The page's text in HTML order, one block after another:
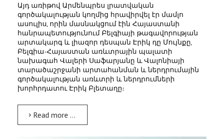
Այդ առիթով Արմենպրես լրատվական
գործակալության կողմից հրավիրվել էր մամլո
ասուլիս, որին մասնակցում էին Հայաստանի
հանրապետությունում Բելգիայի թագավորության
արտակարգ և լիազոր դեսպան Էրիկ դը Մույնքը,
Բելգիա-Հայաստան առևտրային պալատի
նախագահ Վալերի Սաֆարյանը և Վալոնիայի
տարածաշրջանի արտահանման և ներդրումային
գործակալության առևտրի և ներդրումների
խորհրդատու Էրիկ Բլետաղը։
Read more …